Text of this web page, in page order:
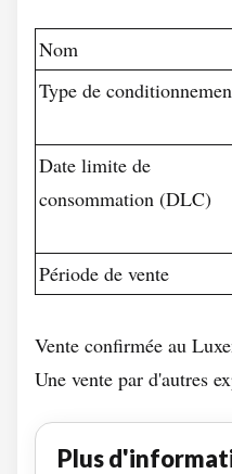
Nom
Type de
Date limite de
consommation (DLC)
Période de vente
Vente confirmée au
Une vente par d'autres
Plus